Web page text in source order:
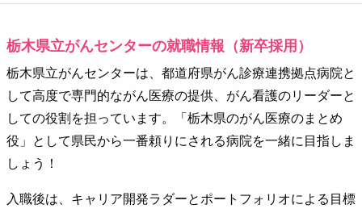
栃木県立がんセンターの就職情報（新卒採用）
栃木県立がんセンターは、都道府県がん診療連携拠点病院と
して高度で専門的ながん医療の提供、がん看護のリーダーと
しての役割を担っています。「栃木県のがん医療のまとめ
役」として県民から一番頼りにされる病院を一緒に目指しま
しょう！
入職後は、キャリア開発ラダーとポートフォリオによる目標